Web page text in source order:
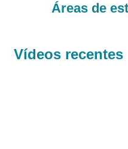
Áreas de
Vídeos recentes